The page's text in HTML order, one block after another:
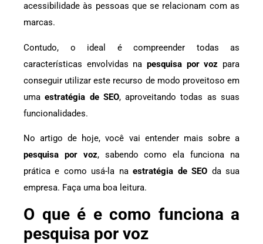
acessibilidade às pessoas que se relacionam com as
marcas.
Contudo, o ideal é compreender todas as
características envolvidas na pesquisa por voz para
conseguir utilizar este recurso de modo proveitoso em
umaestratégia de SEO, aproveitando todas as suas
funcionalidades.
No artigo de hoje, você vai entender mais sobre a
pesquisa por voz, sabendo como ela funciona na
prática e como usá-la naestratégia de SEO da sua
empresa. Faça uma boa leitura.
O que é e como funciona a
pesquisa por voz